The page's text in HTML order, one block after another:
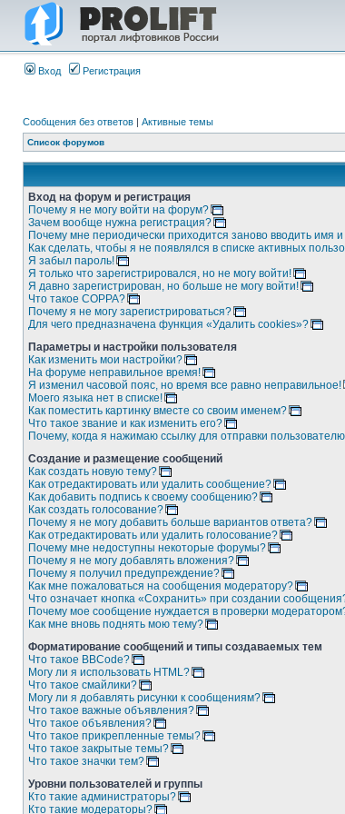
Вход Регистрация
Сообщения без ответов | Активные темы
Список форумов
Вход на форум и регистрация
Почему я не могу войти на форум?
Зачем вообще нужна регистрация?
Почему мне периодически приходится заново вводить имя
Как сделать, чтобы я не появлялся в списке активных
Я забыл пароль!
Я только что зарегистрировался, но не могу войти!
Я давно зарегистрирован, но больше не могу войти!
Что такое COPPA?
Почему я не могу зарегистрироваться?
Для чего предназначена функция «Удалить cookies»?
Параметры и настройки пользователя
Как изменить мои настройки?
На форуме неправильное время!
Я изменил часовой пояс, но время все равно неправильное!
Моего языка нет в списке!
Как поместить картинку вместе со своим именем?
Что такое звание и как изменить его?
Почему, когда я нажимаю ссылку для отправки
Создание и размещение сообщений
Как создать новую тему?
Как отредактировать или удалить сообщение?
Как добавить подпись к своему сообщению?
Как создать голосование?
Почему я не могу добавить больше вариантов ответа?
Как отредактировать или удалить голосование?
Почему мне недоступны некоторые форумы?
Почему я не могу добавлять вложения?
Почему я получил предупреждение?
Как мне пожаловаться на сообщения модератору?
Что означает кнопка «Сохранить» при создании
Почему мое сообщение нуждается в проверки
Как мне вновь поднять мою тему?
Форматирование сообщений и типы создаваемых тем
Что такое BBCode?
Могу ли я использовать HTML?
Что такое смайлики?
Могу ли я добавлять рисунки к сообщениям?
Что такое важные объявления?
Что такое объявления?
Что такое прикрепленные темы?
Что такое закрытые темы?
Что такое значки тем?
Уровни пользователей и группы
Кто такие администраторы?
Кто такие модераторы?